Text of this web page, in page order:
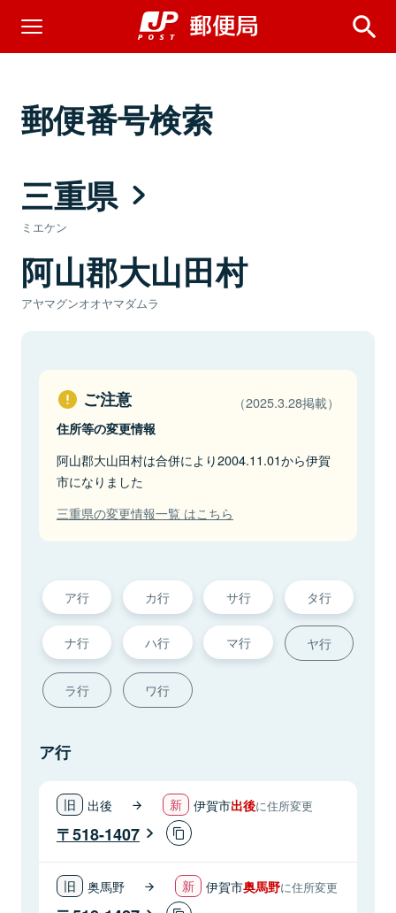
郵便番号検索
三重県
ミエケン
阿山郡大山田村
アヤマグンオオヤマダムラ
ご注意 （2025.3.28掲載）
住所等の変更情報
阿山郡大山田村は合併により2004.11.01から伊賀
市になりました
三重県の変更情報一覧 はこちら
ア行 カ行 サ行 タ行
ナ行 ハ行 マ行 ヤ行
ラ行 ワ行
ア行
出後 伊賀市出後に住所変更
518-1407
奥馬野 伊賀市奥馬野に住所変更